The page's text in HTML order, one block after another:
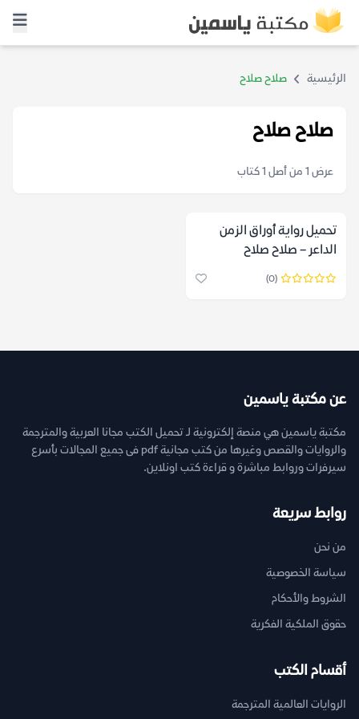
الرئيسية صلاح صلاح
صلاح صلاح
عرض 1 من أصل 1 كتاب
تحميل رواية أوراق الزمن
الداعر – صلاح صلاح
(0)
عن مكتبة ياسمين
مكتبة ياسمين هي منصة إلكترونية لـ تحميل الكتب مجانا العربية والمترجمة
والروايات والقصص وغيرها من كتب مجانية pdf فى جميع المجالات بأسرع
سيرفرات وروابط مباشرة و قراءة كتب اونلاين.
روابط سريعة
من نحن
سياسة الخصوصية
الشروط والأحكام
حقوق الملكية الفكرية
أقسام الكتب
الروايات العالمية المترجمة